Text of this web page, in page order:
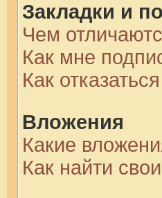
Закладки и
Чем
Как мне
Как
Вложения
Какие
Как найти